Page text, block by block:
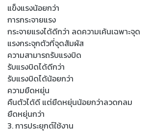
แข็งแรงน้อยกว่า
การกระจายแรง
กระจายแรงได้ดีกว่า ลดความเค้นเฉพาะจุด
แรงกระจุกตัวที่จุดสัมผัส
ความสามารถรับแรงบิด
รับแรงบิดได้ดีกว่า
รับแรงบิดได้น้อยกว่า
ความยืดหยุ่น
คืนตัวได้ดี แต่ยืดหยุ่นน้อยกว่าลวดกลม
ยืดหยุ่นกว่า
3. การประยุกต์ใช้งาน